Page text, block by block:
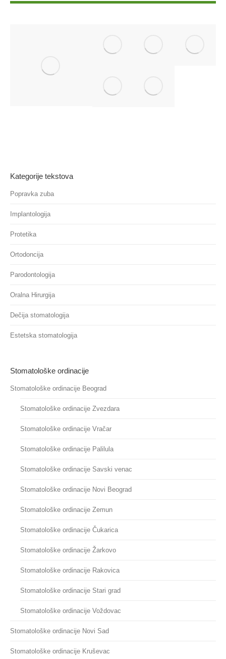
Kategorije tekstova
Popravka zuba
Implantologija
Protetika
Ortodoncija
Parodontologija
Oralna Hirurgija
Dečija stomatologija
Estetska stomatologija
Stomatološke ordinacije
Stomatološke ordinacije Beograd
Stomatološke ordinacije Zvezdara
Stomatološke ordinacije Vračar
Stomatološke ordinacije Palilula
Stomatološke ordinacije Savski venac
Stomatološke ordinacije Novi Beograd
Stomatološke ordinacije Zemun
Stomatološke ordinacije Čukarica
Stomatološke ordinacije Žarkovo
Stomatološke ordinacije Rakovica
Stomatološke ordinacije Stari grad
Stomatološke ordinacije Voždovac
Stomatološke ordinacije Novi Sad
Stomatološke ordinacije Kruševac